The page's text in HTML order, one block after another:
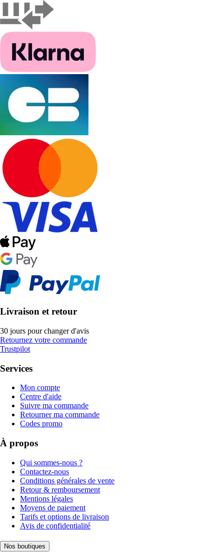
Livraison et retour
30 jours pour changer d'avis
Retournez votre commande
Trustpilot
Services
Mon compte
Centre d'aide
Suivre ma commande
Retourner ma commande
Codes promo
À propos
Qui sommes-nous ?
Contactez-nous
Conditions générales de vente
Retour & remboursement
Mentions légales
Moyens de paiement
Tarifs et options de livraison
Avis de confidentialité
Nos boutiques